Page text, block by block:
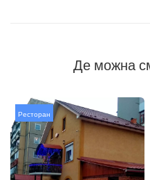
Де можна
Ресторан